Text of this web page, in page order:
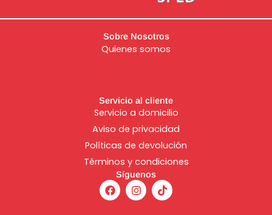
Sobre Nosotros
Quienes somos
Servicio al cliente
Servicio a domicilio
Aviso de privacidad
Políticas de devolución
Términos y condiciones
Síguenos
F
a
c
I
n
s
T
i
k